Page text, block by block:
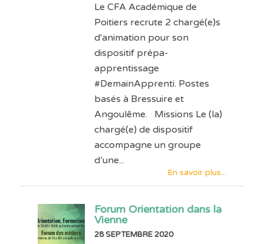
Le CFA Académique de
Poitiers recrute 2 chargé(e)s
d'animation pour son
dispositif prépa-
apprentissage
#DemainApprenti. Postes
basés à Bressuire et
Angoulême. Missions Le (la)
chargé(e) de dispositif
accompagne un groupe
d’une...
En savoir plus...
Forum Orientation dans la
Vienne
28 SEPTEMBRE 2020